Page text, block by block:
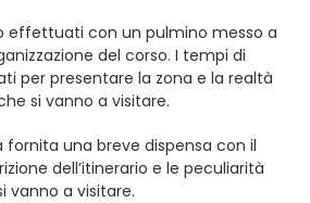
effettuati con un pulmino messo a
del corso. I tempi di
per presentare la zona e la realtà
si vanno a visitare.
fornita una breve dispensa con il
dell’itinerario e le peculiarità
vanno a visitare.